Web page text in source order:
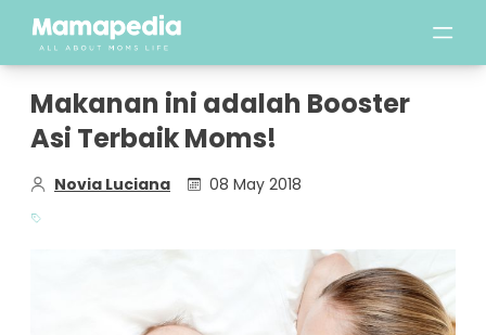
Makanan ini adalah Booster
Asi Terbaik Moms!
Novia Luciana 08 May 2018